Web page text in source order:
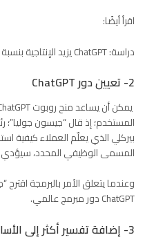
اقرأ أيضًا:
دراسة: ChatGPT يزيد الإنتاجية بنسبة 40%
2- تعيين دور ChatGPT
المستخدم؛ إذ قال “جيسون
المسمى الوظيفي المحدد، سيؤدي
وعندما يتعلق الأمر بالبرمجة اقترح
ChatGPT دور مبرمج عالمي.
3- إضافة تفسير أكثر إلى الأساسيات